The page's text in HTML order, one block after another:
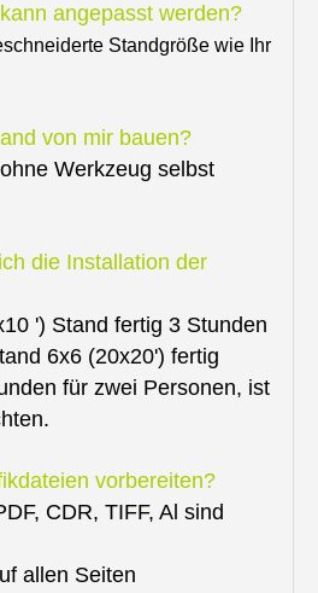
angepasst werden?
Standgröße wie Ihr
von mir bauen?
Werkzeug selbst
die Installation der
') Stand fertig 3 Stunden
6x6 (20x20') fertig
für zwei Personen, ist
vorbereiten?
CDR, TIFF, Al sind
allen Seiten